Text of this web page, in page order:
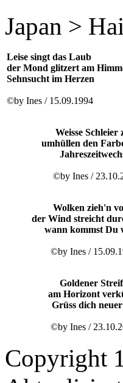
Japan >
Leise singt das Laub
der Mond glitzert am
Sehnsucht im Herzen
©by Ines / 15.09.1994
Weisse Schleier
umhüllen den
©by Ines /
Wolken zieh'n
der Wind streicht
wann kommst Du
©by Ines /
Goldener
am Horizont
Grüss dich
©by Ines /
Copyright